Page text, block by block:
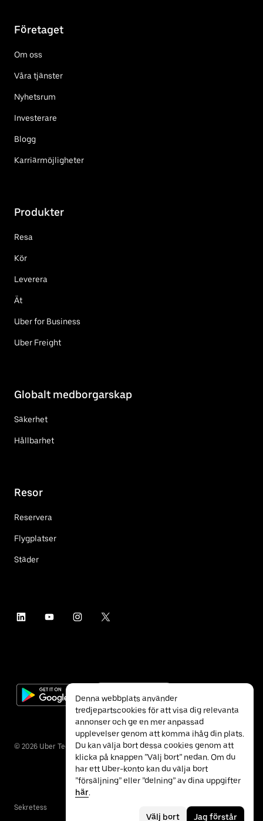
Företaget
Om oss
Våra tjänster
Nyhetsrum
Investerare
Blogg
Karriärmöjligheter
Produkter
Resa
Kör
Leverera
Ät
Uber for Business
Uber Freight
Globalt medborgarskap
Säkerhet
Hållbarhet
Resor
Reservera
Flygplatser
Städer
© 2026 Uber Technologies Inc.
Sekretess
Denna webbplats använder
tredjepartscookies för att visa dig relevanta
annonser och ge en mer anpassad
upplevelser genom att komma ihåg din plats.
Du kan välja bort dessa cookies genom att
klicka på knappen ”Välj bort” nedan. Om du
har ett Uber-konto kan du välja bort
”försäljning” eller ”delning” av dina uppgifter
här.
Välj bort Jag förstår